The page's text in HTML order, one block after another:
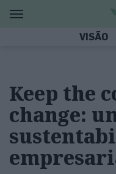
VISÃO
Keep the
change: